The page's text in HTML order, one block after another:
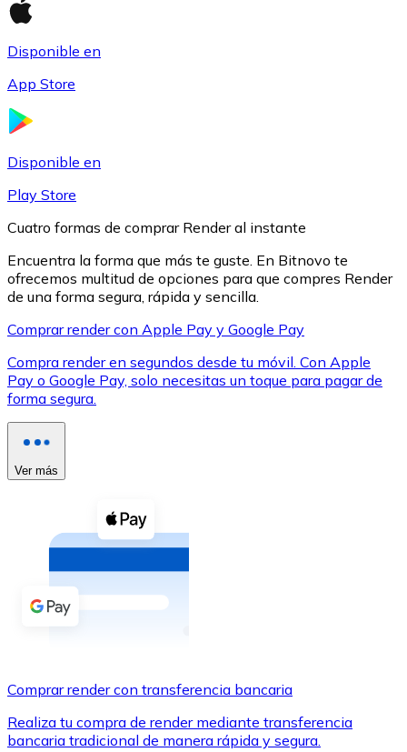
XRP
XRP
Ver todo
Compra criptomonedas con efectivo en tu tienda más
Comprar con efectivo
Transferencia SEPA
Utiliza tarjetas Visa y Mastercard para comprar
Disponible en
App Store
Disponible en
Play Store
Cuatro formas de comprar Render al instante
Encuentra la forma que más te guste. En Bitnovo te
ofrecemos multitud de opciones para que compres Render
de una forma segura, rápida y sencilla.
Comprar render con Apple Pay y Google Pay
Compra render en segundos desde tu móvil. Con Apple
Pay o Google Pay, solo necesitas un toque para pagar de
forma segura.
Ver más
Comprar render con transferencia bancaria
Realiza tu compra de render mediante transferencia
bancaria tradicional de manera rápida y segura.